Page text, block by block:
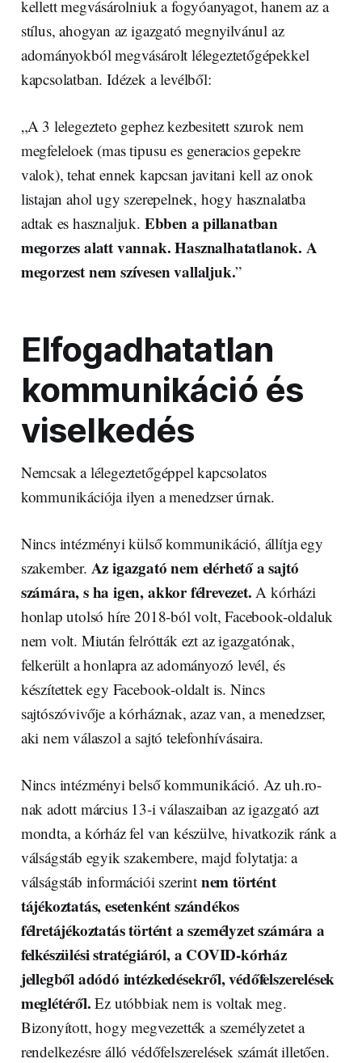
kellett megvásárolniuk a fogyóanyagot, hanem az a
stílus, ahogyan az igazgató megnyilvánul az
adományokból megvásárolt lélegeztetőgépekkel
kapcsolatban. Idézek a levélből:
„A 3 lelegezteto gephez kezbesitett szurok nem
megfeleloek (mas tipusu es generacios gepekre
valok), tehat ennek kapcsan javitani kell az onok
listajan ahol ugy szerepelnek, hogy hasznalatba
adtak es hasznaljuk. Ebben a pillanatban
megorzes alatt vannak. Hasznalhatatlanok. A
megorzest nem szívesen vallaljuk.”
Elfogadhatatlan
kommunikáció és
viselkedés
Nemcsak a lélegeztetőgéppel kapcsolatos
kommunikációja ilyen a menedzser úrnak.
Nincs intézményi külső kommunikáció, állítja egy
szakember. Az igazgató nem elérhető a sajtó
számára, s ha igen, akkor félrevezet. A kórházi
honlap utolsó híre 2018-ból volt, Facebook-oldaluk
nem volt. Miután felrótták ezt az igazgatónak,
felkerült a honlapra az adományozó levél, és
készítettek egy Facebook-oldalt is. Nincs
sajtószóvivője a kórháznak, azaz van, a menedzser,
aki nem válaszol a sajtó telefonhívásaira.
Nincs intézményi belső kommunikáció. Az uh.ro-
nak adott március 13-i válaszaiban az igazgató azt
mondta, a kórház fel van készülve, hivatkozik ránk a
válságstáb egyik szakembere, majd folytatja: a
válságstáb információi szerint nem történt
tájékoztatás, esetenként szándékos
félretájékoztatás történt a személyzet számára a
felkészülési stratégiáról, a COVID-kórház
jellegből adódó intézkedésekről, védőfelszerelések
meglétéről. Ez utóbbiak nem is voltak meg.
Bizonyított, hogy megvezették a személyzetet a
rendelkezésre álló védőfelszerelések számát illetően.